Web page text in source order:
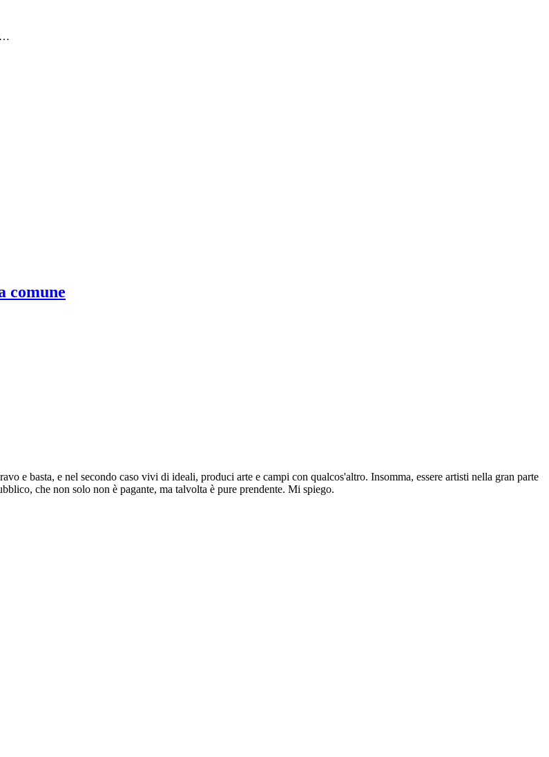
comune
e basta, e nel secondo caso vivi di ideali, produci arte e campi con qualcos'altro. Insomma, essere artisti nella gran parte
che non solo non è pagante, ma talvolta è pure prendente. Mi spiego.